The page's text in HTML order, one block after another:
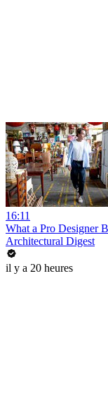
16:11
What a Pro Designer
Architectural Digest
il y a 20 heures